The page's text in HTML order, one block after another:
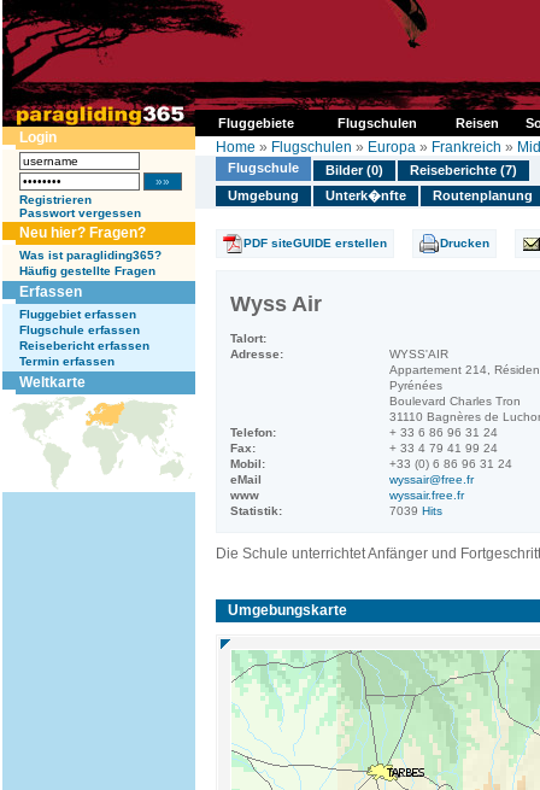
Fluggebiete Flugschulen Reisen
Login
Registrieren
Passwort vergessen
Neu hier? Fragen?
Was ist paragliding365?
Häufig gestellte Fragen
Erfassen
Fluggebiet erfassen
Flugschule erfassen
Reisebericht erfassen
Termin erfassen
Weltkarte
Home » Flugschulen » Europa » Frankreich »
Flugschule Bilder (0)
Reiseberichte (7)
Umgebung
Unterk�nfte Routenplanung
PDF siteGUIDE erstellen Drucken
Wyss Air
Talort:
Adresse:
WYSS'AIR
Appartement 214,
Pyrénées
Boulevard Charles Tron
31110 Bagnères de
Telefon:
+ 33 6 86 96 31 24
Fax:
+ 33 4 79 41 99 24
Mobil:
+33 (0) 6 86 96 31 24
eMail
wyssair@free.fr
www
wyssair.free.fr
Statistik:
7039 Hits
Die Schule unterrichtet Anfänger und
Umgebungskarte